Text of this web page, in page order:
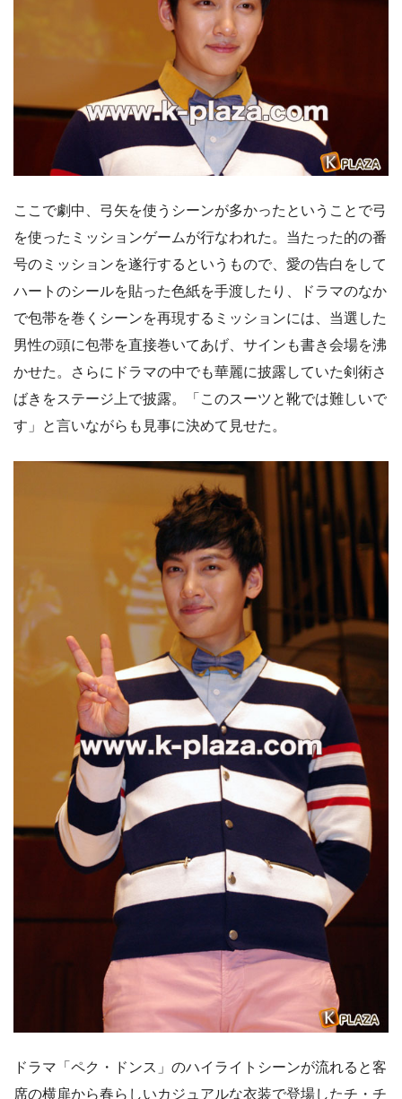
ここで劇中、弓矢を使うシーンが多かったということで弓
を使ったミッションゲームが行なわれた。当たった的の番
号のミッションを遂行するというもので、愛の告白をして
ハートのシールを貼った色紙を手渡したり、ドラマのなか
で包帯を巻くシーンを再現するミッションには、当選した
男性の頭に包帯を直接巻いてあげ、サインも書き会場を沸
かせた。さらにドラマの中でも華麗に披露していた剣術さ
ばきをステージ上で披露。「このスーツと靴では難しいで
す」と言いながらも見事に決めて見せた。
ドラマ「ペク・ドンス」のハイライトシーンが流れると客
席の横扉から春らしいカジュアルな衣装で登場したチ・チ